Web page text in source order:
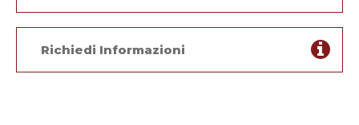
Richiedi Informazioni